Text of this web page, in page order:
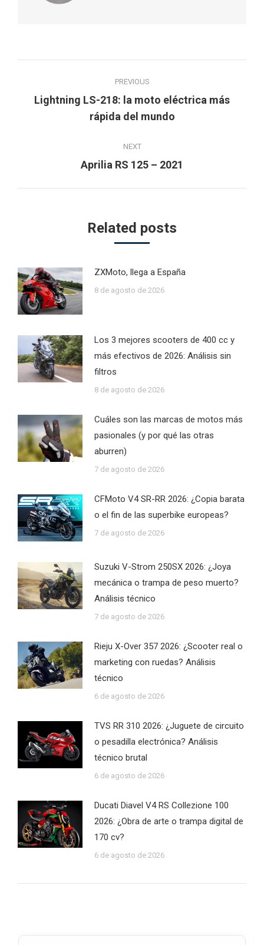
navigation
PREVIOUS
Previous
post:
Lightning LS-218: la moto eléctrica más
rápida del mundo
NEXT
Next
Aprilia RS 125 – 2021
Related posts
ZXMoto, llega a España
8 de agosto de 2026
Los 3 mejores scooters de 400 cc y
más efectivos de 2026: Análisis sin
filtros
8 de agosto de 2026
Cuáles son las marcas de motos más
pasionales (y por qué las otras
aburren)
7 de agosto de 2026
CFMoto V4 SR-RR 2026: ¿Copia barata
o el fin de las superbike europeas?
7 de agosto de 2026
Suzuki V-Strom 250SX 2026: ¿Joya
mecánica o trampa de peso muerto?
Análisis técnico
7 de agosto de 2026
Rieju X-Over 357 2026: ¿Scooter real o
marketing con ruedas? Análisis
técnico
6 de agosto de 2026
TVS RR 310 2026: ¿Juguete de circuito
o pesadilla electrónica? Análisis
técnico brutal
6 de agosto de 2026
Ducati Diavel V4 RS Collezione 100
2026: ¿Obra de arte o trampa digital de
170 cv?
6 de agosto de 2026